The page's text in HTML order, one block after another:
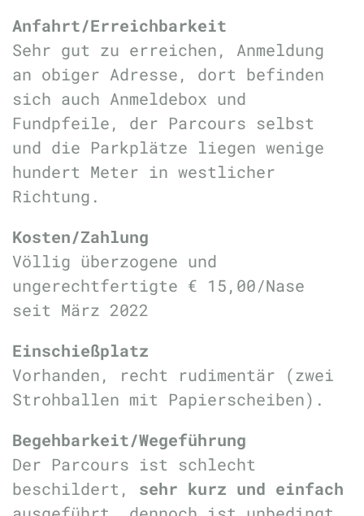
Anfahrt/Erreichbarkeit
Sehr gut zu erreichen, Anmeldung
an obiger Adresse, dort befinden
sich auch Anmeldebox und
Fundpfeile, der Parcours selbst
und die Parkplätze liegen wenige
hundert Meter in westlicher
Richtung.
Kosten/Zahlung
Völlig überzogene und
ungerechtfertigte € 15,00/Nase
seit März 2022
Einschießplatz
Vorhanden, recht rudimentär (zwei
Strohballen mit Papierscheiben).
Begehbarkeit/Wegeführung
Der Parcours ist schlecht
beschildert, sehr kurz und einfach